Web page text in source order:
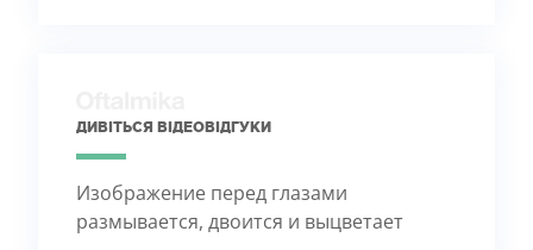
ДИВІТЬСЯ ВІДЕОВІДГУКИ
Изображение перед глазами
размывается, двоится и выцветает